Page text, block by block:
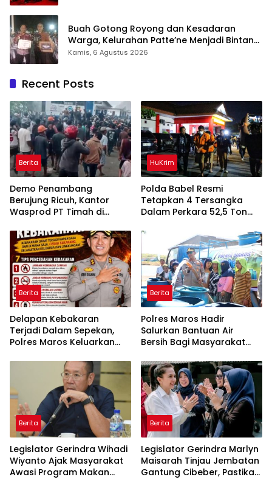
Buah Gotong Royong dan Kesadaran
Warga, Kelurahan Patte’ne Menjadi Bintang
Takalar Award 2026
Kamis, 6 Agustus 2026
Recent Posts
Berita
Demo Penambang
Berujung Ricuh, Kantor
Wasprod PT Timah di
HuKrim
Polda Babel Resmi
Tetapkan 4 Tersangka
Dalam Perkara 52,5 Ton
Belitung
Berita
Delapan Kebakaran
Terjadi Dalam Sepekan,
Polres Maros Keluarkan
Masyarakat
Berita
Polres Maros Hadir
Salurkan Bantuan Air
Bersih Bagi Masyarakat
Di Maros
Berita
Legislator Gerindra Wihadi
Wiyanto Ajak Masyarakat
Awasi Program Makan
Berita
Legislator Gerindra Marlyn
Maisarah Tinjau Jembatan
Gantung Cibeber, Pastikan